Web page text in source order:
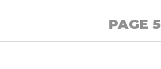
PAGE 5